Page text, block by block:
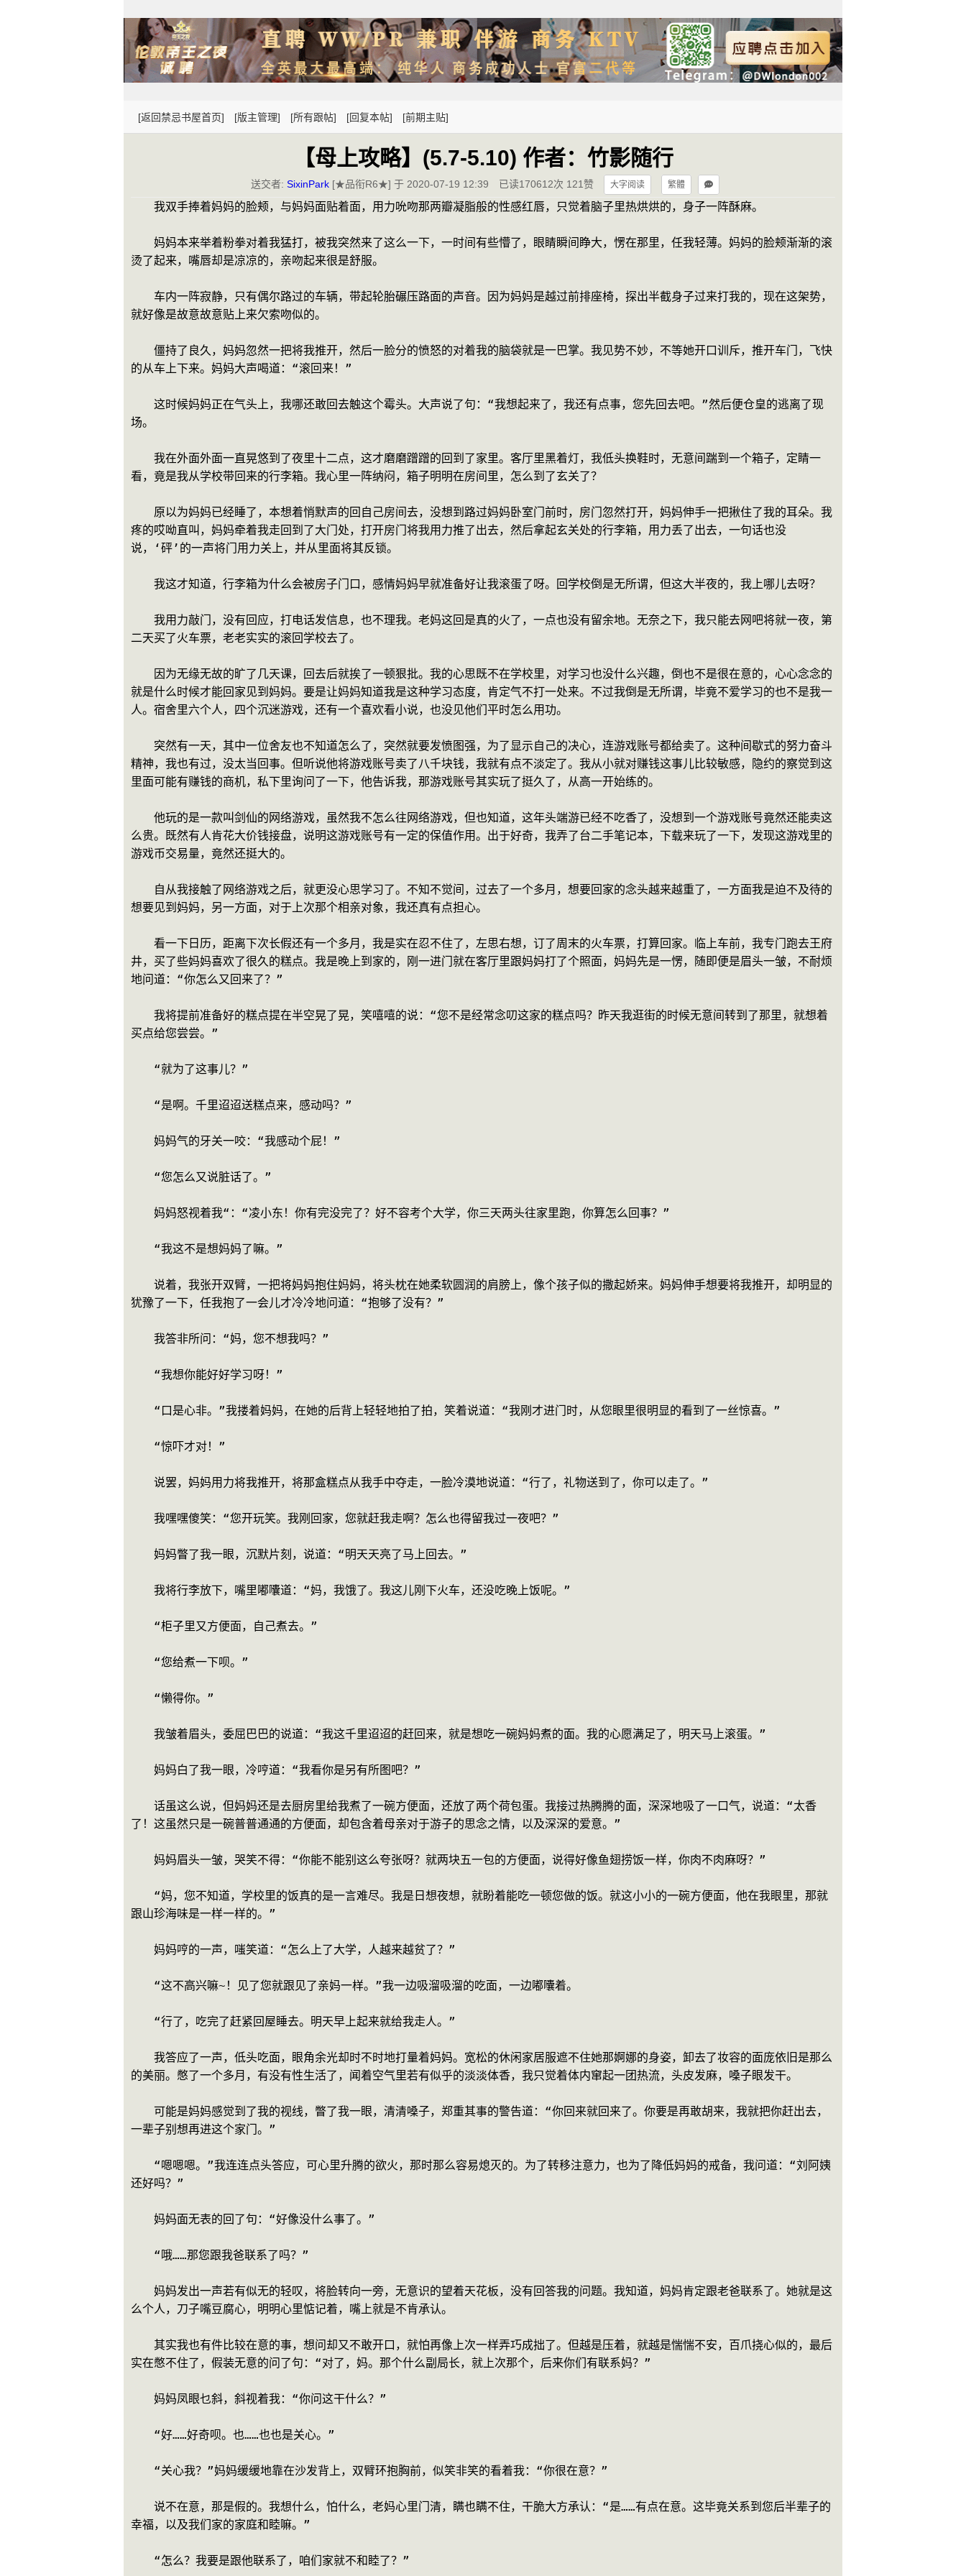
[返回禁忌书屋首页] [版主管理] [所有跟帖] [回复本帖] [前期主贴]
【母上攻略】(5.7-5.10) 作者：竹影随行
送交者: SixinPark[★品衔R6★] 于 2020-07-19 12:39 已读170612次 121赞 大字阅读 繁體
我双手捧着妈妈的脸颊，与妈妈面贴着面，用力吮吻那两瓣凝脂般的性感红唇，只觉着脑子里热烘烘的，身子一阵酥麻。
妈妈本来举着粉拳对着我猛打，被我突然来了这么一下，一时间有些懵了，眼睛瞬间睁大，愣在那里，任我轻薄。妈妈的脸颊渐渐的滚
烫了起来，嘴唇却是凉凉的，亲吻起来很是舒服。
车内一阵寂静，只有偶尔路过的车辆，带起轮胎碾压路面的声音。因为妈妈是越过前排座椅，探出半截身子过来打我的，现在这架势，
就好像是故意故意贴上来欠索吻似的。
僵持了良久，妈妈忽然一把将我推开，然后一脸分的愤怒的对着我的脑袋就是一巴掌。我见势不妙，不等她开口训斥，推开车门，飞快
的从车上下来。妈妈大声喝道：“滚回来！”
这时候妈妈正在气头上，我哪还敢回去触这个霉头。大声说了句：“我想起来了，我还有点事，您先回去吧。”然后便仓皇的逃离了现
场。
我在外面外面一直晃悠到了夜里十二点，这才磨磨蹭蹭的回到了家里。客厅里黑着灯，我低头换鞋时，无意间踹到一个箱子，定睛一
看，竟是我从学校带回来的行李箱。我心里一阵纳闷，箱子明明在房间里，怎么到了玄关了？
原以为妈妈已经睡了，本想着悄默声的回自己房间去，没想到路过妈妈卧室门前时，房门忽然打开，妈妈伸手一把揪住了我的耳朵。我
疼的哎呦直叫，妈妈牵着我走回到了大门处，打开房门将我用力推了出去，然后拿起玄关处的行李箱，用力丢了出去，一句话也没
说，‘砰’的一声将门用力关上，并从里面将其反锁。
我这才知道，行李箱为什么会被房子门口，感情妈妈早就准备好让我滚蛋了呀。回学校倒是无所谓，但这大半夜的，我上哪儿去呀？
我用力敲门，没有回应，打电话发信息，也不理我。老妈这回是真的火了，一点也没有留余地。无奈之下，我只能去网吧将就一夜，第
二天买了火车票，老老实实的滚回学校去了。
因为无缘无故的旷了几天课，回去后就挨了一顿狠批。我的心思既不在学校里，对学习也没什么兴趣，倒也不是很在意的，心心念念的
就是什么时候才能回家见到妈妈。要是让妈妈知道我是这种学习态度，肯定气不打一处来。不过我倒是无所谓，毕竟不爱学习的也不是我一
人。宿舍里六个人，四个沉迷游戏，还有一个喜欢看小说，也没见他们平时怎么用功。
突然有一天，其中一位舍友也不知道怎么了，突然就要发愤图强，为了显示自己的决心，连游戏账号都给卖了。这种间歇式的努力奋斗
精神，我也有过，没太当回事。但听说他将游戏账号卖了八千块钱，我就有点不淡定了。我从小就对赚钱这事儿比较敏感，隐约的察觉到这
里面可能有赚钱的商机，私下里询问了一下，他告诉我，那游戏账号其实玩了挺久了，从高一开始练的。
他玩的是一款叫剑仙的网络游戏，虽然我不怎么往网络游戏，但也知道，这年头端游已经不吃香了，没想到一个游戏账号竟然还能卖这
么贵。既然有人肯花大价钱接盘，说明这游戏账号有一定的保值作用。出于好奇，我弄了台二手笔记本，下载来玩了一下，发现这游戏里的
游戏币交易量，竟然还挺大的。
自从我接触了网络游戏之后，就更没心思学习了。不知不觉间，过去了一个多月，想要回家的念头越来越重了，一方面我是迫不及待的
想要见到妈妈，另一方面，对于上次那个相亲对象，我还真有点担心。
看一下日历，距离下次长假还有一个多月，我是实在忍不住了，左思右想，订了周末的火车票，打算回家。临上车前，我专门跑去王府
井，买了些妈妈喜欢了很久的糕点。我是晚上到家的，刚一进门就在客厅里跟妈妈打了个照面，妈妈先是一愣，随即便是眉头一皱，不耐烦
地问道：“你怎么又回来了？”
我将提前准备好的糕点提在半空晃了晃，笑嘻嘻的说：“您不是经常念叨这家的糕点吗？昨天我逛街的时候无意间转到了那里，就想着
买点给您尝尝。”
“就为了这事儿？”
“是啊。千里迢迢送糕点来，感动吗？”
妈妈气的牙关一咬：“我感动个屁！”
“您怎么又说脏话了。”
妈妈怒视着我“：“凌小东！你有完没完了？好不容考个大学，你三天两头往家里跑，你算怎么回事？”
“我这不是想妈妈了嘛。”
说着，我张开双臂，一把将妈妈抱住妈妈，将头枕在她柔软圆润的肩膀上，像个孩子似的撒起娇来。妈妈伸手想要将我推开，却明显的
犹豫了一下，任我抱了一会儿才冷冷地问道：“抱够了没有？”
我答非所问：“妈，您不想我吗？”
“我想你能好好学习呀！”
“口是心非。”我搂着妈妈，在她的后背上轻轻地拍了拍，笑着说道：“我刚才进门时，从您眼里很明显的看到了一丝惊喜。”
“惊吓才对！”
说罢，妈妈用力将我推开，将那盒糕点从我手中夺走，一脸冷漠地说道：“行了，礼物送到了，你可以走了。”
我嘿嘿傻笑：“您开玩笑。我刚回家，您就赶我走啊？怎么也得留我过一夜吧？”
妈妈瞥了我一眼，沉默片刻，说道：“明天天亮了马上回去。”
我将行李放下，嘴里嘟囔道：“妈，我饿了。我这儿刚下火车，还没吃晚上饭呢。”
“柜子里又方便面，自己煮去。”
“您给煮一下呗。”
“懒得你。”
我皱着眉头，委屈巴巴的说道：“我这千里迢迢的赶回来，就是想吃一碗妈妈煮的面。我的心愿满足了，明天马上滚蛋。”
妈妈白了我一眼，冷哼道：“我看你是另有所图吧？”
话虽这么说，但妈妈还是去厨房里给我煮了一碗方便面，还放了两个荷包蛋。我接过热腾腾的面，深深地吸了一口气，说道：“太香
了！这虽然只是一碗普普通通的方便面，却包含着母亲对于游子的思念之情，以及深深的爱意。”
妈妈眉头一皱，哭笑不得：“你能不能别这么夸张呀？就两块五一包的方便面，说得好像鱼翅捞饭一样，你肉不肉麻呀？”
“妈，您不知道，学校里的饭真的是一言难尽。我是日想夜想，就盼着能吃一顿您做的饭。就这小小的一碗方便面，他在我眼里，那就
跟山珍海味是一样一样的。”
妈妈哼的一声，嗤笑道：“怎么上了大学，人越来越贫了？”
“这不高兴嘛~！见了您就跟见了亲妈一样。”我一边吸溜吸溜的吃面，一边嘟囔着。
“行了，吃完了赶紧回屋睡去。明天早上起来就给我走人。”
我答应了一声，低头吃面，眼角余光却时不时地打量着妈妈。宽松的休闲家居服遮不住她那婀娜的身姿，卸去了妆容的面庞依旧是那么
的美丽。憋了一个多月，有没有性生活了，闻着空气里若有似乎的淡淡体香，我只觉着体内窜起一团热流，头皮发麻，嗓子眼发干。
可能是妈妈感觉到了我的视线，瞥了我一眼，清清嗓子，郑重其事的警告道：“你回来就回来了。你要是再敢胡来，我就把你赶出去，
一辈子别想再进这个家门。”
“嗯嗯嗯。”我连连点头答应，可心里升腾的欲火，那时那么容易熄灭的。为了转移注意力，也为了降低妈妈的戒备，我问道：“刘阿姨
还好吗？”
妈妈面无表的回了句：“好像没什么事了。”
“哦……那您跟我爸联系了吗？”
妈妈发出一声若有似无的轻叹，将脸转向一旁，无意识的望着天花板，没有回答我的问题。我知道，妈妈肯定跟老爸联系了。她就是这
么个人，刀子嘴豆腐心，明明心里惦记着，嘴上就是不肯承认。
其实我也有件比较在意的事，想问却又不敢开口，就怕再像上次一样弄巧成拙了。但越是压着，就越是惴惴不安，百爪挠心似的，最后
实在憋不住了，假装无意的问了句：“对了，妈。那个什么副局长，就上次那个，后来你们有联系妈？”
妈妈凤眼乜斜，斜视着我：“你问这干什么？”
“好……好奇呗。也……也也是关心。”
“关心我？”妈妈缓缓地靠在沙发背上，双臂环抱胸前，似笑非笑的看着我：“你很在意？”
说不在意，那是假的。我想什么，怕什么，老妈心里门清，瞒也瞒不住，干脆大方承认：“是……有点在意。这毕竟关系到您后半辈子的
幸福，以及我们家的家庭和睦嘛。”
“怎么？我要是跟他联系了，咱们家就不和睦了？”